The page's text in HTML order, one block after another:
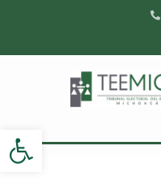
Abrir barra de herramientas